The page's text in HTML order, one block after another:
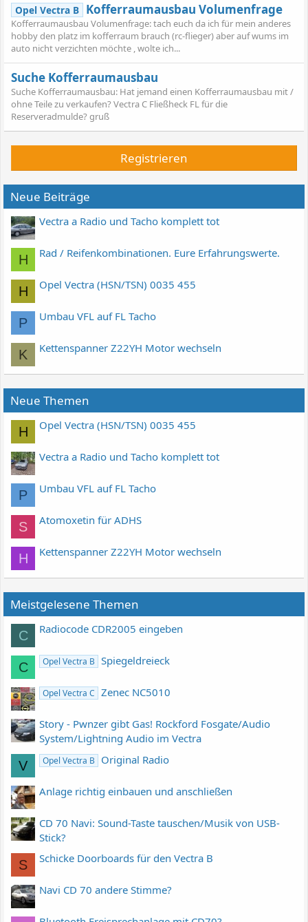
Opel Vectra B Kofferraumausbau Volumenfrage
Kofferraumausbau Volumenfrage: tach euch da ich für mein anderes
hobby den platz im kofferraum brauch (rc-flieger) aber auf wums im
auto nicht verzichten möchte , wolte ich...
Suche Kofferraumausbau
Suche Kofferraumausbau: Hat jemand einen Kofferraumausbau mit /
ohne Teile zu verkaufen? Vectra C Fließheck FL für die
Reserveradmulde? gruß
Registrieren
Neue Beiträge
Vectra a Radio und Tacho komplett tot
H Rad / Reifenkombinationen. Eure Erfahrungswerte.
H Opel Vectra (HSN/TSN) 0035 455
P Umbau VFL auf FL Tacho
K Kettenspanner Z22YH Motor wechseln
Neue Themen
H Opel Vectra (HSN/TSN) 0035 455
Vectra a Radio und Tacho komplett tot
P Umbau VFL auf FL Tacho
S Atomoxetin für ADHS
H Kettenspanner Z22YH Motor wechseln
Meistgelesene Themen
C Radiocode CDR2005 eingeben
C Opel Vectra B Spiegeldreieck
Opel Vectra C Zenec NC5010
Story - Pwnzer gibt Gas! Rockford Fosgate/Audio
System/Lightning Audio im Vectra
V Opel Vectra B Original Radio
Anlage richtig einbauen und anschließen
CD 70 Navi: Sound-Taste tauschen/Musik von USB-
Stick?
S Schicke Doorboards für den Vectra B
Navi CD 70 andere Stimme?